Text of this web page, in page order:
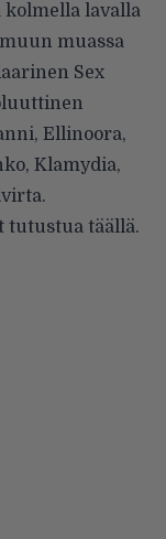
kolmella lavalla
muassa
Sex
Ellinoora,
Klamydia,
tutustua täällä.